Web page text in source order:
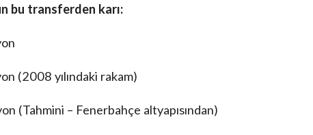
bu transferden karı:
yılındaki rakam)
– Fenerbahçe altyapısından)